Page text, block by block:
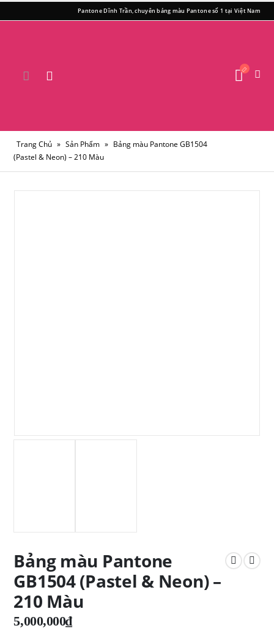
Pantone Dĩnh Trần, chuyên bảng màu Pantone số 1 tại Việt Nam
Trang Chủ » Sản Phẩm » Bảng màu Pantone GB1504
(Pastel & Neon) – 210 Màu
Bảng màu Pantone
GB1504 (Pastel & Neon) –
210 Màu
5,000,000₫